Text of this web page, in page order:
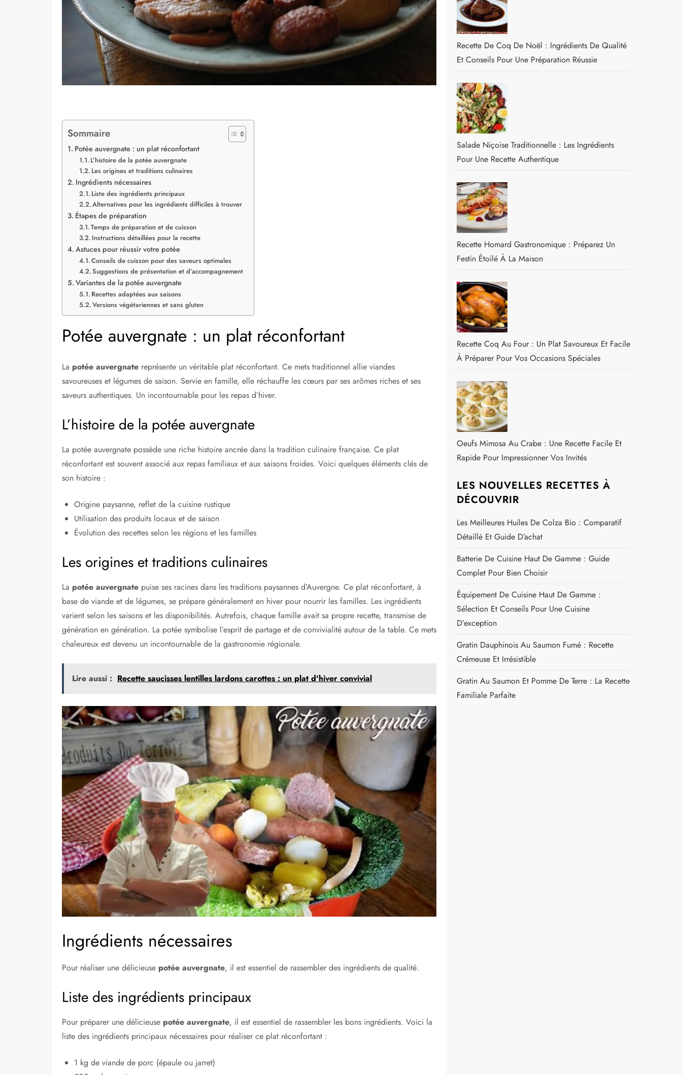
Sommaire
Potée auvergnate : un plat réconfortant
L’histoire de la potée auvergnate
Les origines et traditions culinaires
Ingrédients nécessaires
Liste des ingrédients principaux
Alternatives pour les ingrédients difficiles à trouver
Étapes de préparation
Temps de préparation et de cuisson
Instructions détaillées pour la recette
Astuces pour réussir votre potée
Conseils de cuisson pour des saveurs optimales
Suggestions de présentation et d’accompagnement
Variantes de la potée auvergnate
Recettes adaptées aux saisons
Versions végétariennes et sans gluten
Potée auvergnate : un plat réconfortant
La potée auvergnate représente un véritable plat réconfortant. Ce mets traditionnel allie viandes
savoureuses et légumes de saison. Servie en famille, elle réchauffe les cœurs par ses arômes riches et ses
saveurs authentiques. Un incontournable pour les repas d’hiver.
L’histoire de la potée auvergnate
La potée auvergnate possède une riche histoire ancrée dans la tradition culinaire française. Ce plat
réconfortant est souvent associé aux repas familiaux et aux saisons froides. Voici quelques éléments clés de
son histoire :
Origine paysanne, reflet de la cuisine rustique
Utilisation des produits locaux et de saison
Évolution des recettes selon les régions et les familles
Les origines et traditions culinaires
La potée auvergnate puise ses racines dans les traditions paysannes d’Auvergne. Ce plat réconfortant, à
base de viande et de légumes, se prépare généralement en hiver pour nourrir les familles. Les ingrédients
varient selon les saisons et les disponibilités. Autrefois, chaque famille avait sa propre recette, transmise de
génération en génération. La potée symbolise l’esprit de partage et de convivialité autour de la table. Ce mets
chaleureux est devenu un incontournable de la gastronomie régionale.
Lire aussi : Recette saucisses lentilles lardons carottes : un plat d'hiver convivial
Ingrédients nécessaires
Pour réaliser une délicieuse potée auvergnate, il est essentiel de rassembler des ingrédients de qualité.
Liste des ingrédients principaux
Pour préparer une délicieuse potée auvergnate, il est essentiel de rassembler les bons ingrédients. Voici la
liste des ingrédients principaux nécessaires pour réaliser ce plat réconfortant :
1 kg de viande de porc (épaule ou jarret)
Recette De Coq De Noël : Ingrédients De Qualité
Et Conseils Pour Une Préparation Réussie
Salade Niçoise Traditionnelle : Les Ingrédients
Pour Une Recette Authentique
Recette Homard Gastronomique : Préparez Un
Festin Étoilé À La Maison
Recette Coq Au Four : Un Plat Savoureux Et Facile
À Préparer Pour Vos Occasions Spéciales
Oeufs Mimosa Au Crabe : Une Recette Facile Et
Rapide Pour Impressionner Vos Invités
LES NOUVELLES RECETTES À
DÉCOUVRIR
Les Meilleures Huiles De Colza Bio : Comparatif
Détaillé Et Guide D’achat
Batterie De Cuisine Haut De Gamme : Guide
Complet Pour Bien Choisir
Équipement De Cuisine Haut De Gamme :
Sélection Et Conseils Pour Une Cuisine
D’exception
Gratin Dauphinois Au Saumon Fumé : Recette
Crémeuse Et Irrésistible
Gratin Au Saumon Et Pomme De Terre : La Recette
Familiale Parfaite